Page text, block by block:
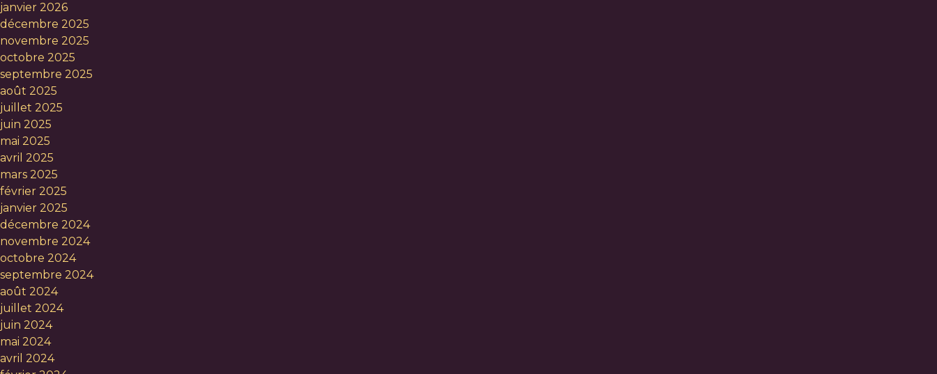
janvier 2026
décembre 2025
novembre 2025
octobre 2025
septembre 2025
août 2025
juillet 2025
juin 2025
mai 2025
avril 2025
mars 2025
février 2025
janvier 2025
décembre 2024
novembre 2024
octobre 2024
septembre 2024
août 2024
juillet 2024
juin 2024
mai 2024
avril 2024